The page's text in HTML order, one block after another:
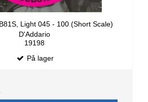
Light 045 - 100 (Short Scale)
D'Addario
19198
På lager